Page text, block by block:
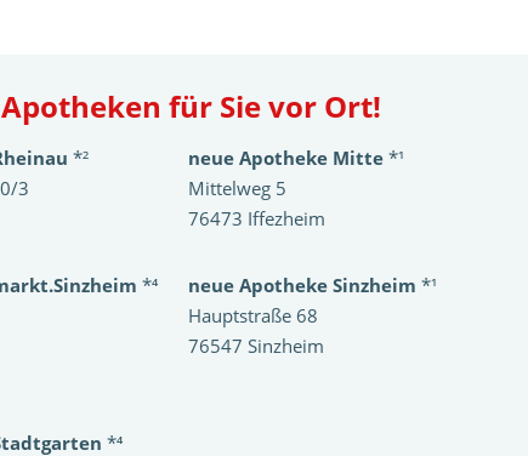
für Sie vor Ort!
*²
3
neue Apotheke Mitte*¹
Mittelweg 5
76473 Iffezheim
*⁴
neue Apotheke Sinzheim *¹
Hauptstraße 68
76547 Sinzheim
*⁴